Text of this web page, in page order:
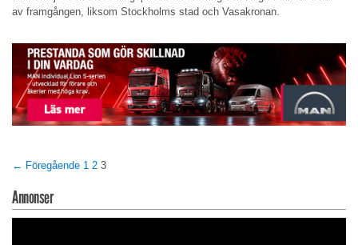
av framgången, liksom Stockholms stad och Vasakronan.
← Föregående 1 2 3
Annonser